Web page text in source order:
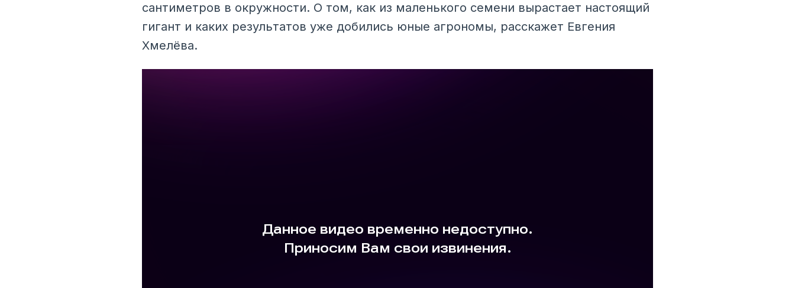
сантиметров в окружности. О том, как из маленького семени вырастает настоящий
гигант и каких результатов уже добились юные агрономы, расскажет Евгения
Хмелёва.